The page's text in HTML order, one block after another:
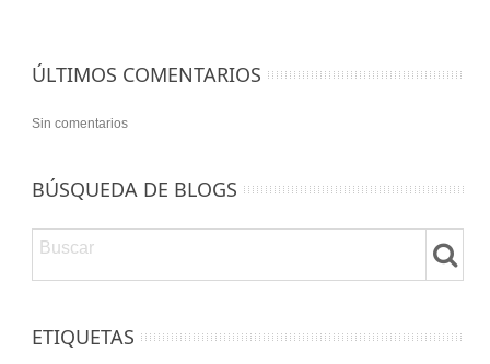
ÚLTIMOS COMENTARIOS
Sin comentarios
BÚSQUEDA DE BLOGS
ETIQUETAS